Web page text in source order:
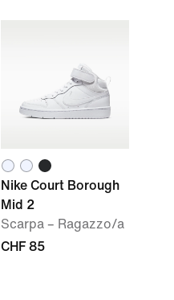
Nike Court Borough
Mid 2
Scarpa – Ragazzo/a
CHF 85